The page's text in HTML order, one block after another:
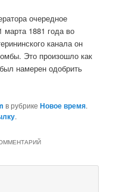
очередное
1881 года во
канала он
Это произошло как
намерен одобрить
в рубрикеНовое время.
.